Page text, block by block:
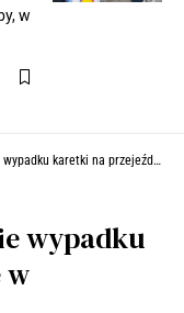
w
karetki na przejeździe w Puszczykowie
wypadku
w